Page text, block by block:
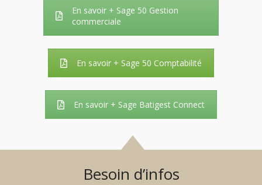
En savoir + Sage 50 Gestion
commerciale
En savoir + Sage 50 Comptabilité
En savoir + Sage Batigest Connect
Besoin d’infos